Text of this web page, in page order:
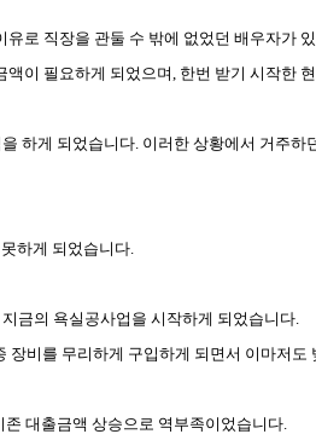
유로 직장을 관둘 수 밖에 없었던 배우자가
액이 필요하게 되었으며, 한번 받기 시작한
하게 되었습니다. 이러한 상황에서 거주하
하게 되었습니다.
금의 욕실공사업을 시작하게 되었습니다.
장비를 무리하게 구입하게 되면서 이마저도
대출금액 상승으로 역부족이었습니다.